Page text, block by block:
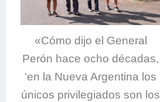
«Cómo dijo el General
Perón hace ocho décadas,
‘en la Nueva Argentina los
únicos privilegiados son los